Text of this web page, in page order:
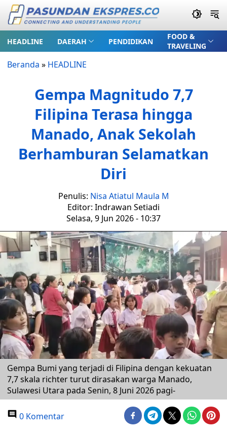
HEADLINE DAERAH PENDIDIKAN
FOOD &
TRAVELING
Beranda » HEADLINE
Gempa Magnitudo 7,7
Filipina Terasa hingga
Manado, Anak Sekolah
Berhamburan Selamatkan
Diri
Penulis: Nisa Atiatul Maula M
Editor: Indrawan Setiadi
Selasa, 9 Jun 2026 - 10:37
Gempa Bumi yang terjadi di Filipina dengan kekuatan
7,7 skala richter turut dirasakan warga Manado,
Sulawesi Utara pada Senin, 8 Juni 2026 pagi-
0 Komentar